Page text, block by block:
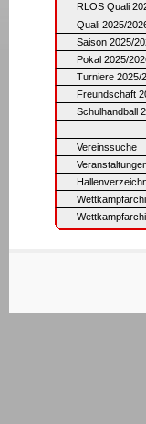
RLOS Quali
Quali 2025/
Saison 2025/
Pokal 2025/
Turniere 2025/
Freundschaft
Schulhandball
Vereinssuche